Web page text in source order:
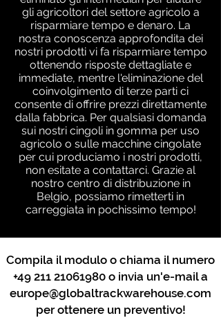
gli agricoltori del settore agricolo a
risparmiare tempo e denaro. La
nostra conoscenza approfondita dei
nostri prodotti vi fa risparmiare tempo
ottenendo risposte dettagliate e
immediate, mentre l'eliminazione del
coinvolgimento di terze parti ci
consente di offrire prezzi direttamente
dalla fabbrica. Per qualsiasi domanda
sui nostri cingoli in gomma per uso
agricolo o sulle macchine cingolate
per cui produciamo i nostri prodotti,
non esitate a contattarci. Grazie al
nostro centro di distribuzione in
Belgio, possiamo rimetterti in
carreggiata in pochissimo tempo!
Compila il modulo o chiama il numero
+49 211 21061980 o invia un'e-mail a
europe@globaltrackwarehouse.com
per ottenere un preventivo!